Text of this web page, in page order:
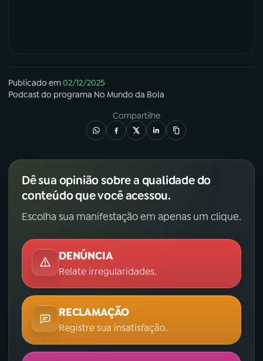
Publicado em02/12/2025
Podcastdo programa No Mundo da Bola
Compartilhe
Dê sua opinião sobre a qualidade do
conteúdo que você acessou.
Escolha sua manifestação em apenas um clique.
DENÚNCIA
Relate irregularidades.
RECLAMAÇÃO
Registre sua insatisfação.